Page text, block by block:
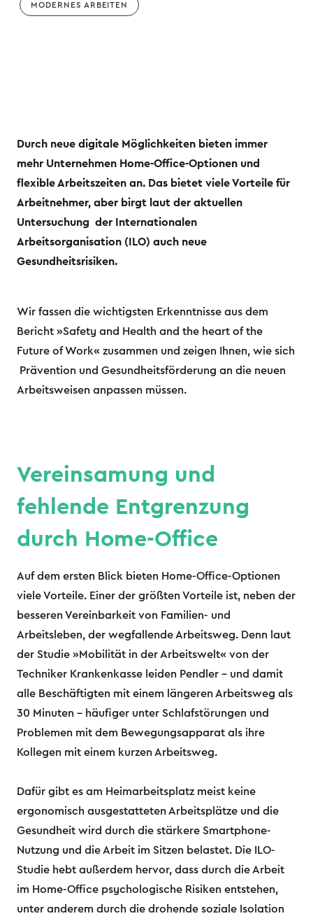
MODERNES ARBEITEN
Durch neue digitale Möglichkeiten bieten immer
mehr Unternehmen Home-Office-Optionen und
flexible Arbeitszeiten an. Das bietet viele Vorteile für
Arbeitnehmer, aber birgt laut der aktuellen
Untersuchung der Internationalen
Arbeitsorganisation (ILO) auch neue
Gesundheitsrisiken.
Wir fassen die wichtigsten Erkenntnisse aus dem
Bericht »Safety and Health and the heart of the
Future of Work« zusammen und zeigen Ihnen, wie sich
Prävention und Gesundheitsförderung an die neuen
Arbeitsweisen anpassen müssen.
Vereinsamung und
fehlende Entgrenzung
durch Home-Office
Auf dem ersten Blick bieten Home-Office-Optionen
viele Vorteile. Einer der größten Vorteile ist, neben der
besseren Vereinbarkeit von Familien- und
Arbeitsleben, der wegfallende Arbeitsweg. Denn laut
der Studie »Mobilität in der Arbeitswelt« von der
Techniker Krankenkasse leiden Pendler – und damit
alle Beschäftigten mit einem längeren Arbeitsweg als
30 Minuten – häufiger unter Schlafstörungen und
Problemen mit dem Bewegungsapparat als ihre
Kollegen mit einem kurzen Arbeitsweg.
Dafür gibt es am Heimarbeitsplatz meist keine
ergonomisch ausgestatteten Arbeitsplätze und die
Gesundheit wird durch die stärkere Smartphone-
Nutzung und die Arbeit im Sitzen belastet. Die ILO-
Studie hebt außerdem hervor, dass durch die Arbeit
im Home-Office psychologische Risiken entstehen,
unter anderem durch die drohende soziale Isolation